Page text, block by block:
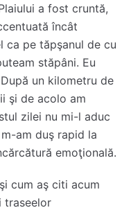
a fost cruntă,
încât
ca pe tăpşanul de cu
stăpâni. Eu
un kilometru de
şi de acolo am
zilei nu mi-l aduc
am duş rapid la
emoţională.
cum aş citi acum
traseelor